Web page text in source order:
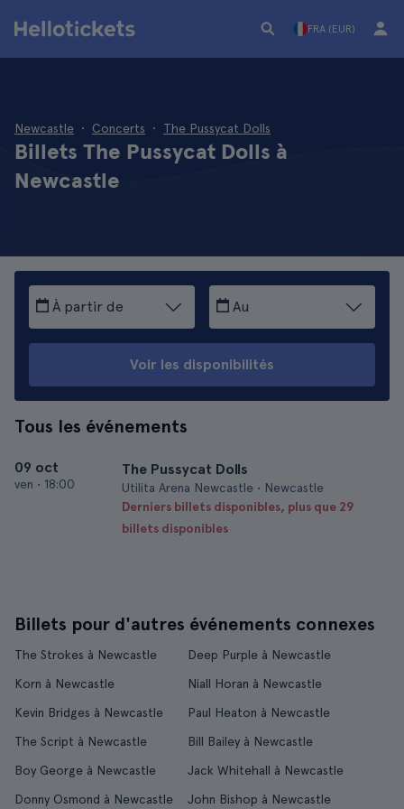
FRA (EUR)
Newcastle Concerts The Pussycat Dolls
Billets The Pussycat Dolls à
Newcastle
À partir de Au
Voir les disponibilités
Tous les événements
09 oct
ven • 18:00
The Pussycat Dolls
Utilita Arena Newcastle • Newcastle
Derniers billets disponibles, plus que 29
billets disponibles
Billets pour d'autres événements connexes
The Strokes à Newcastle
Deep Purple à Newcastle
Korn à Newcastle
Niall Horan à Newcastle
Kevin Bridges à Newcastle
Paul Heaton à Newcastle
The Script à Newcastle
Bill Bailey à Newcastle
Boy George à Newcastle
Jack Whitehall à Newcastle
Donny Osmond à Newcastle
John Bishop à Newcastle